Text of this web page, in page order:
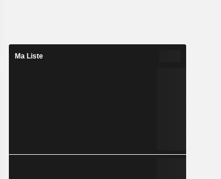
Ma Liste